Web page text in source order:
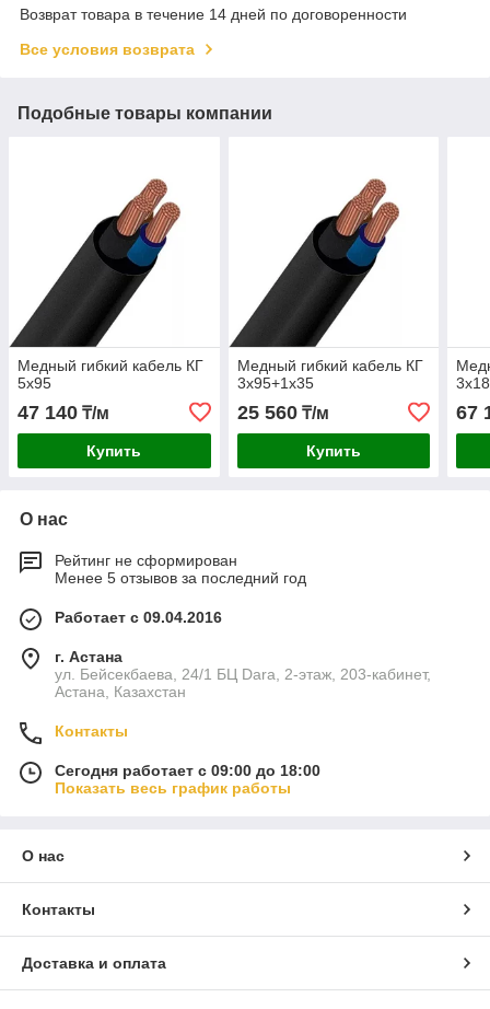
Возврат товара в течение 14 дней по договоренности
Все условия возврата
Подобные товары компании
Медный гибкий кабель КГ
5х95
47 140 ₸/м
Купить
Медный гибкий кабель КГ
3х95+1х35
25 560₸/м
Купить
67
О нас
Рейтинг не сформирован
Менее 5 отзывов за последний год
Работает с 09.04.2016
г. Астана
ул. Бейсекбаева, 24/1 БЦ Dara, 2-этаж, 203-кабинет,
Астана, Казахстан
Контакты
Сегодня работает с 09:00 до 18:00
Показать весь график работы
О нас
Контакты
Доставка и оплата